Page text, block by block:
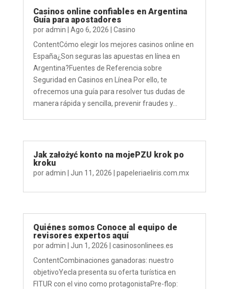
Casinos online confiables en Argentina
Guía para apostadores
poradmin Ago 6, 2026
Casino
ContentCómo elegir los mejores casinos online en
España¿Son seguras las apuestas en línea en
Argentina?Fuentes de Referencia sobre
Seguridad en Casinos en Línea Por ello, te
ofrecemos una guía para resolver tus dudas de
manera rápida y sencilla, prevenir fraudes y...
Jak założyć konto na mojePZU krok po
kroku
poradmin Jun 11, 2026 papeleriaeliris.com.mx
Quiénes somos Conoce al equipo de
revisores expertos aquí
poradmin Jun 1, 2026
casinosonlinees.es
ContentCombinaciones ganadoras: nuestro
objetivoYecla presenta su oferta turística en
FITUR con el vino como protagonistaPre-flop: